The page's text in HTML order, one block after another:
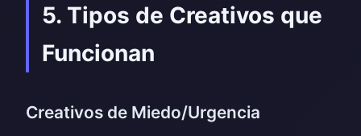
5. Tipos de Creativos que
Funcionan
Creativos de Miedo/Urgencia